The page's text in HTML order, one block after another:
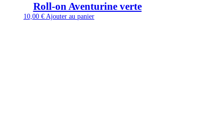
Roll-on Aventurine verte
10,00 € Ajouter au panier